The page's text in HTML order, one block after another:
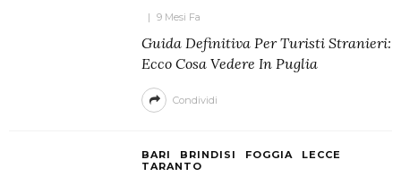
9 Mesi Fa
Guida Definitiva Per Turisti Stranieri:
Ecco Cosa Vedere In Puglia
Condividi
BARI BRINDISI FOGGIA
LECCE
TARANTO